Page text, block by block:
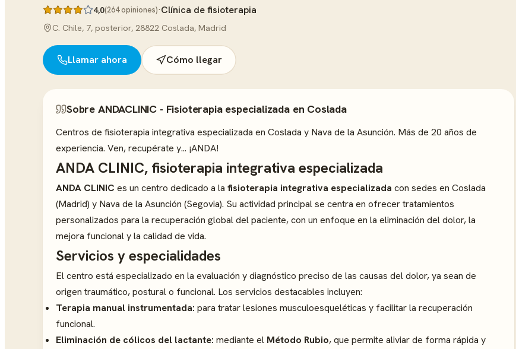
4,0(264 opiniones)·Clínica de fisioterapia
C. Chile, 7, posterior, 28822 Coslada, Madrid
Llamar ahora Cómo llegar
Sobre ANDACLINIC - Fisioterapia especializada en Coslada
Centros de fisioterapia integrativa especializada en Coslada y Nava de la Asunción. Más de 20 años de
experiencia. Ven, recupérate y... ¡ANDA!
ANDA CLINIC, fisioterapia integrativa especializada
ANDA CLINIC es un centro dedicado a la fisioterapia integrativa especializada con sedes en Coslada
(Madrid) y Nava de la Asunción (Segovia). Su actividad principal se centra en ofrecer tratamientos
personalizados para la recuperación global del paciente, con un enfoque en la eliminación del dolor, la
mejora funcional y la calidad de vida.
Servicios y especialidades
El centro está especializado en la evaluación y diagnóstico preciso de las causas del dolor, ya sean de
origen traumático, postural o funcional. Los servicios destacables incluyen:
Terapia manual instrumentada: para tratar lesiones musculoesqueléticas y facilitar la recuperación
funcional.
Eliminación de cólicos del lactante: mediante el Método Rubio, que permite aliviar de forma rápida y